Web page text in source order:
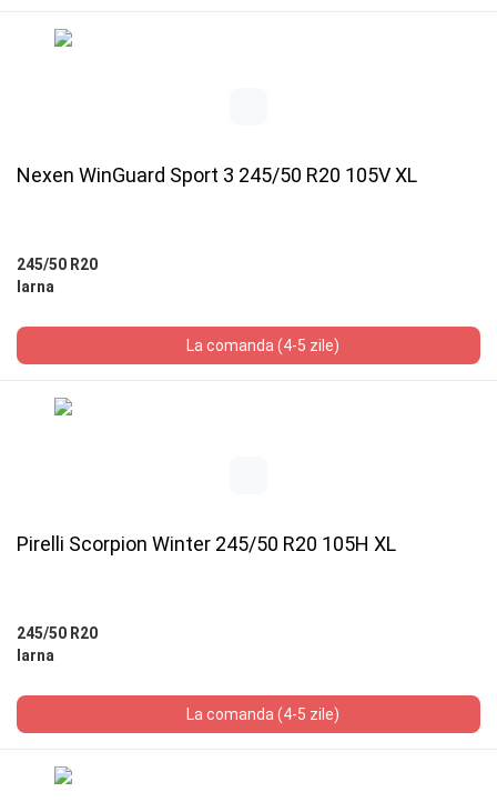
Nexen WinGuard Sport 3 245/50 R20 105V XL
245/50 R20
Iarna
La comanda (4-5 zile)
Pirelli Scorpion Winter 245/50 R20 105H XL
245/50 R20
Iarna
La comanda (4-5 zile)